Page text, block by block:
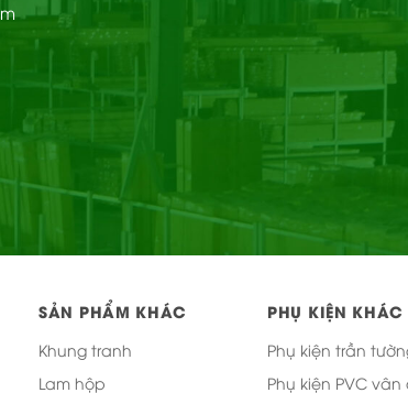
SẢN PHẨM KHÁC
Khung tranh
Lam hộp
PHỤ KIỆN KHÁC
Phụ kiện trần
Phụ kiện PVC vân